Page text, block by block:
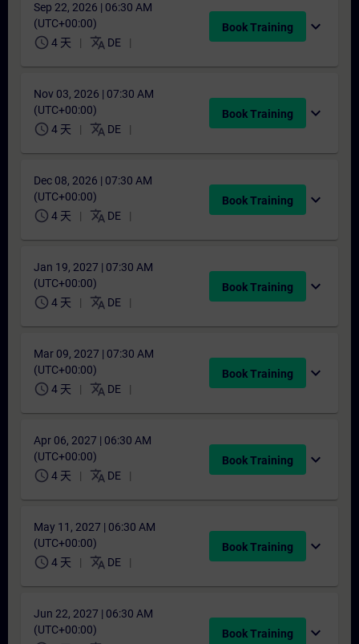
Sep 22, 2026 | 06:30 AM
(UTC+00:00)
schedule 4 天 translate DE
Book Training expand_more
Nov 03, 2026 | 07:30 AM
(UTC+00:00)
schedule 4 天 translate DE
Book Training expand_more
Dec 08, 2026 | 07:30 AM
(UTC+00:00)
schedule 4 天 translate DE
Book Training expand_more
Jan 19, 2027 | 07:30 AM
(UTC+00:00)
schedule 4 天 translate DE
Book Training expand_more
Mar 09, 2027 | 07:30 AM
(UTC+00:00)
schedule 4 天 translate DE
Book Training expand_more
Apr 06, 2027 | 06:30 AM
(UTC+00:00)
schedule 4 天 translate DE
Book Training expand_more
May 11, 2027 | 06:30 AM
(UTC+00:00)
schedule 4 天 translate DE
Book Training expand_more
Jun 22, 2027 | 06:30 AM
(UTC+00:00)
Book Training expand_more